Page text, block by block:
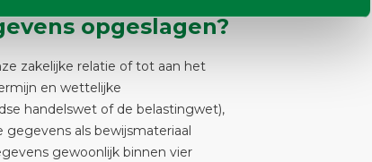
opgeslagen?
zakelijke relatie of tot aan het
en wettelijke
handelswet of de belastingwet),
als bewijsmateriaal
gewoonlijk binnen vier